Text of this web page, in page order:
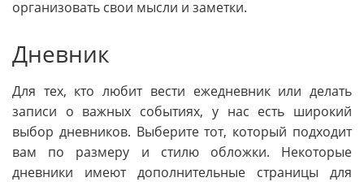
организовать свои мысли и заметки.
Дневник
Для тех, кто любит вести ежедневник или делать
записи о важных событиях, у нас есть широкий
выбор дневников. Выберите тот, который подходит
вам по размеру и стилю обложки. Некоторые
дневники имеют дополнительные страницы для